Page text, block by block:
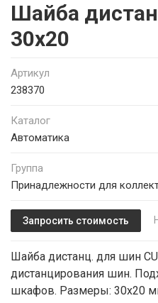
Шайба
30x20
Артикул
238370
Каталог
Автоматика
Группа
Принадлежности для
Запросить стоимость
Шайба дистанц. для шин
дистанцирования шин.
шкафов. Размеры: 30x20